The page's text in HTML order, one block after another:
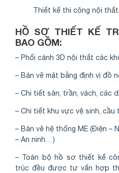
Thiết kế thi công nội
HỒ SƠ THIẾT KẾ
BAO GỒM:
– Phối cảnh 3D nội thất các
– Bản vẽ mặt bằng định vị đồ
– Chi tiết sàn, trần, vách, các
– Chi tiết khu vực vệ sinh, cầu
– Bản vẽ hệ thống ME (Điện –
– An ninh…)
– Toàn bộ hồ sơ thiết kế
trúc đều được tư vấn hợp